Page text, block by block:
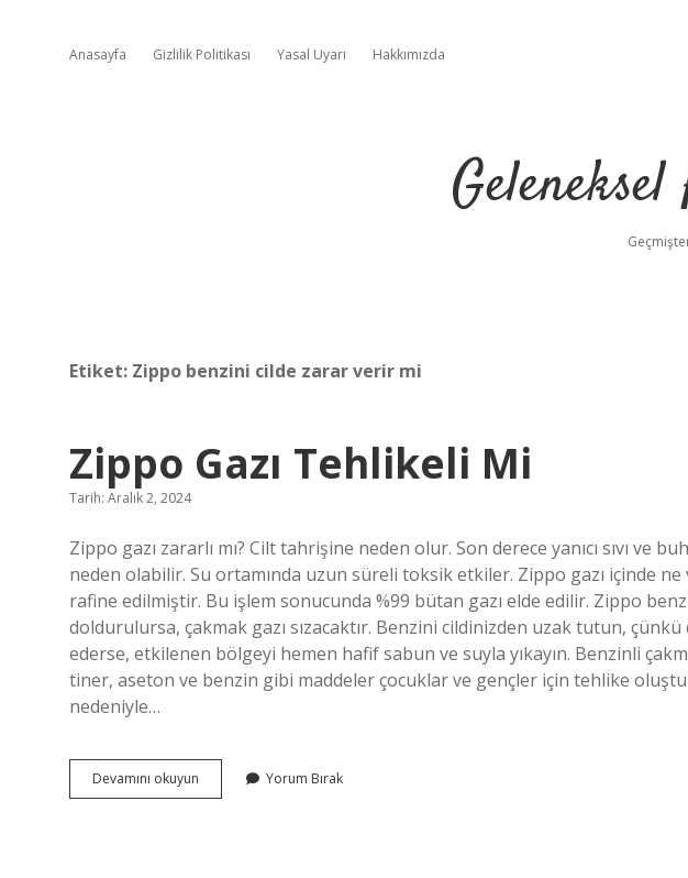
Anasayfa Gizlilik Politikası Yasal Uyarı Hakkımızda
Etiket: Zippo benzini cilde zarar verir mi
Zippo Gazı Tehlikeli Mi
Tarih: Aralık 2, 2024
Zippo gazı zararlı mı? Cilt tahrişine neden olur. Son derece yanıcı sıvı ve
neden olabilir. Su ortamında uzun süreli toksik etkiler. Zippo gazı içinde
rafine edilmiştir. Bu işlem sonucunda %99 bütan gazı elde edilir. Zippo
doldurulursa, çakmak gazı sızacaktır. Benzini cildinizden uzak tutun,
ederse, etkilenen bölgeyi hemen hafif sabun ve suyla yıkayın. Benzinli
tiner, aseton ve benzin gibi maddeler çocuklar ve gençler için tehlike
nedeniyle…
Devamını okuyun
Gazı
Yorum Bırak